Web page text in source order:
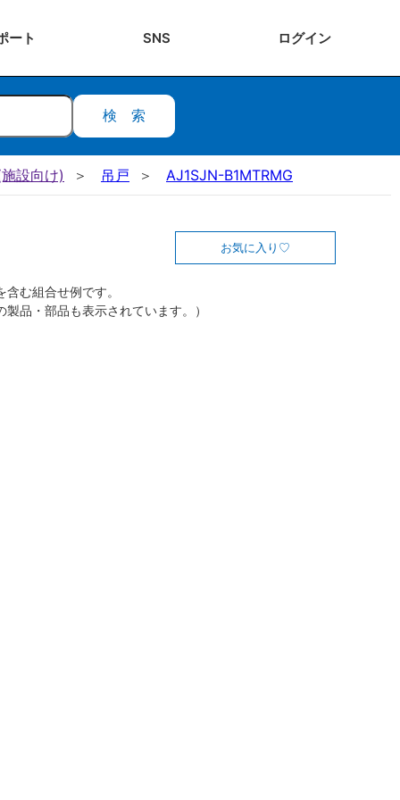
ート SNS ログイン
検索
設向け) 吊戸 AJ1SJN-B1MTRMG
お気に入り
む組合せ例です。
製品・部品も表示されています。）